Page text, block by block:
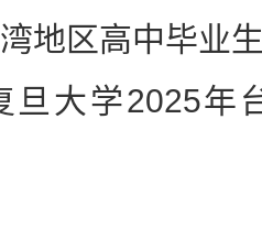
地区高中毕业
旦大学2025年